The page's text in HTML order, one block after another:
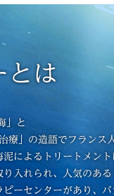
とは
」と
療」の造語でフランス
によるトリートメン
入れられ、人気のある
ーセンターがあり、